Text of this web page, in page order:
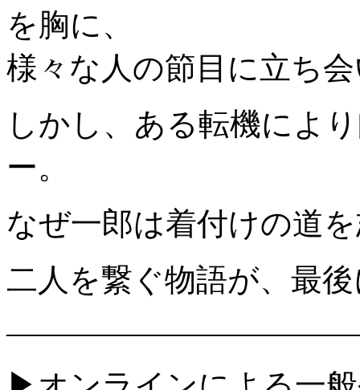
を胸に、
様々な人の節目に立ち
しかし、ある転機によ
ー。
なぜ一郎は着付けの道
二人を繋ぐ物語が、最